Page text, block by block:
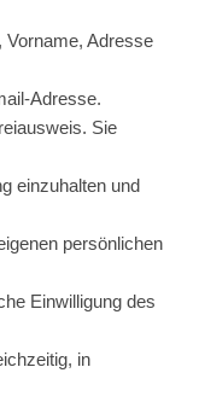
Adresse
Adresse.
Sie
und
persönlichen
Einwilligung des
in